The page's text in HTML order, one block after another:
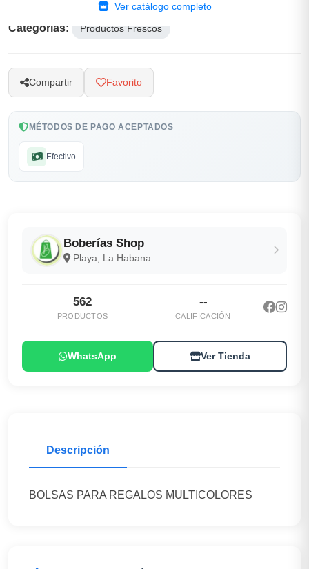
Ver catálogo completo
Categorías: Productos Frescos
Compartir Favorito
MÉTODOS DE PAGO ACEPTADOS
Efectivo
Boberías Shop
Playa, La Habana
562
PRODUCTOS
--
CALIFICACIÓN
WhatsApp Ver Tienda
Descripción
BOLSAS PARA REGALOS MULTICOLORES